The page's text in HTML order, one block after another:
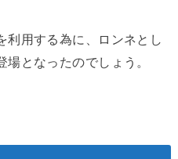
利用する為に、ロンネとし
となったのでしょう。